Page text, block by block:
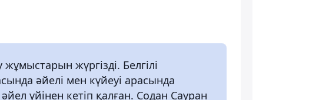
жүргізді. Белгілі
әйелі мен күйеуі арасында
үйінен кетіп қалған. Содан Сауран